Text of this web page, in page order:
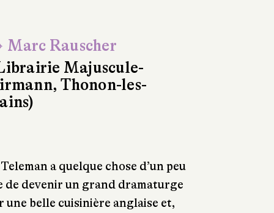
Rauscher
Majuscule-
Thonon-les-
a quelque chose d’un peu
de devenir un grand dramaturge
belle cuisinière anglaise et,